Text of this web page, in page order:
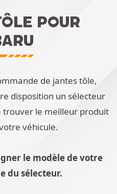
POUR
de jantes tôle,
disposition un sélecteur
le meilleur produit
véhicule.
le modèle de votre
du sélecteur.